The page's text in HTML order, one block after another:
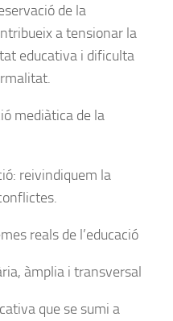
de la
a tensionar la
educativa i dificulta
mediàtica de la
reivindiquem la
reals de l’educació
àmplia i transversal
que se sumi a